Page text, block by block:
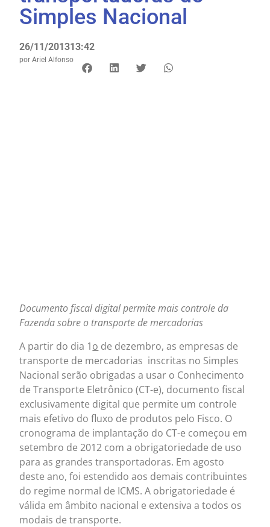
Simples Nacional
26/11/201313:42
por Ariel Alfonso
Documento fiscal digital permite mais controle da
Fazenda sobre o transporte de mercadorias
A partir do dia 1o de dezembro, as empresas de
transporte de mercadorias inscritas no Simples
Nacional serão obrigadas a usar o Conhecimento
de Transporte Eletrônico (CT-e), documento fiscal
exclusivamente digital que permite um controle
mais efetivo do fluxo de produtos pelo Fisco. O
cronograma de implantação do CT-e começou em
setembro de 2012 com a obrigatoriedade de uso
para as grandes transportadoras. Em agosto
deste ano, foi estendido aos demais contribuintes
do regime normal de ICMS. A obrigatoriedade é
válida em âmbito nacional e extensiva a todos os
modais de transporte.